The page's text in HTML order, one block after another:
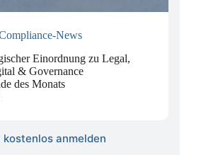
Einordnung zu Legal,
& Governance
des Monats